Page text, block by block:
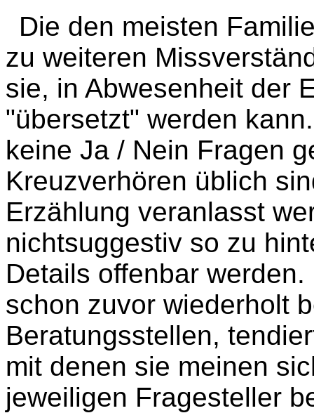
Die den meisten
zu weiteren
sie, in Abwesenheit der
"übersetzt" werden
keine Ja / Nein Fragen
Kreuzverhören üblich
Erzählung veranlasst
nichtsuggestiv so zu
Details offenbar
schon zuvor wiederholt
Beratungsstellen,
mit denen sie meinen
jeweiligen Fragesteller